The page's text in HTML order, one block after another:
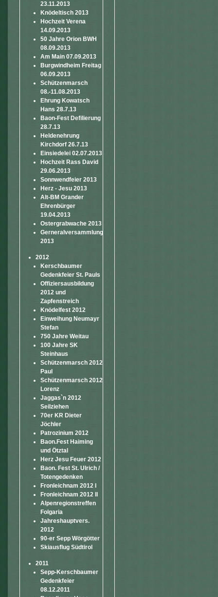
23.11.2013
Knödeltisch 2013
Hochzeit Verena
14.09.2013
50 Jahre Orion BWH
08.09.2013
Am Main 07.09.2013
Burgwindheim Freitag
06.09.2013
Schützenmarsch
08.-11.08.2013
Ehrung Kowatsch
Hans 28.7.13
Baon-Fest Defilierung
28.7.13
Heldenehrung
Kirchdorf 26.7.13
Einsiedelei 02.07.2013
Hochzeit Rass David
29.06.2013
Sonnwendfeier 2013
Herz - Jesu 2013
Alt-BM Grander
Ehrenbürger
19.04.2013
Ostergrabwache 2013
Gerneralversammlung
2013
2012
Kerschbaumer
Gedenkfeier St. Pauls
Offiziersausbildung
2012 und
Zapfenstreich
Knödelfest 2012
Einweihung Neumayr
Stefan
750 Jahre Weitau
100 Jahre SK
Steinhaus
Schützenmarsch 2012
Paul
Schützenmarsch 2012
Lorenz
Jaggas`n 2012
Seilziehen
70er KR Dieter
Jöchler
Patrozinium 2012
Baon.Fest Haiming
und Ötztal
Herz Jesu Feuer 2012
Baon. Fest St. Ulrich /
Totengedenken
Fronleichnam 2012 I
Fronleichnam 2012 II
Alpenregionstreffen
Folgaria
Jahreshauptvers.
2012
90-er Sepp Wörgötter
Skiausflug Südtirol
2011
Sepp-Kerschbaumer
Gedenkfeier
08.12.2011